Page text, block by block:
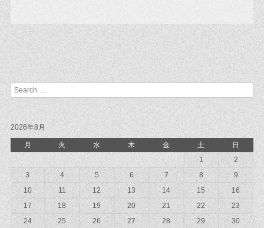
Post navigation
Search
2026年8月
月 火 水 木 金 土
日
1
2
3
4 5 6 7 8
9
10
11 12 13 14 15
16
17
18 19 20 21 22
23
24
25 26 27 28 29
30